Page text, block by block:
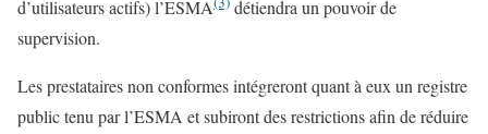
d’utilisateurs actifs) l’ESMA
détiendra un pouvoir de
supervision.
Les prestataires non conformes intégreront quant à eux un registre
public tenu par l’ESMA et subiront des restrictions afin de réduire